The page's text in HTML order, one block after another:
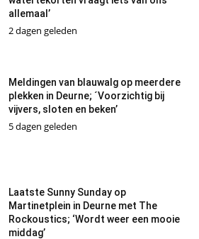
allemaal’
2 dagen geleden
Meldingen van blauwalg op meerdere
plekken in Deurne; ´Voorzichtig bij
vijvers, sloten en beken’
5 dagen geleden
Laatste Sunny Sunday op
Martinetplein in Deurne met The
Rockoustics; ‘Wordt weer een mooie
middag’